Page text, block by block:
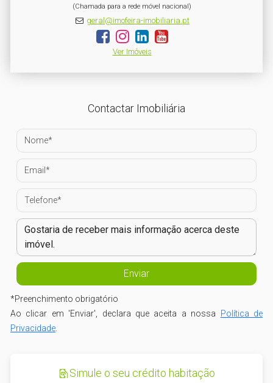
(Chamada para a rede móvel nacional)
geral@imofeira-imobiliaria.pt
Ver Imóveis
Contactar Imobiliária
*Preenchimento obrigatório
Ao clicar em 'Enviar', declara que aceita a nossa Política de
Privacidade.
Simule o seu crédito habitação